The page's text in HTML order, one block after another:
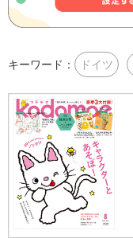
キーワード： ドイツ